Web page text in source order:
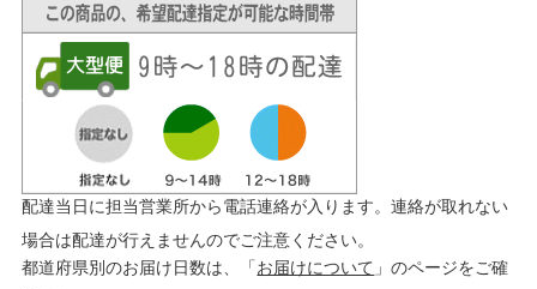
配達当日に担当営業所から電話連絡が入ります。連絡が取れない
場合は配達が行えませんのでご注意ください。
都道府県別のお届け日数は、「お届けについて 」のページをご確